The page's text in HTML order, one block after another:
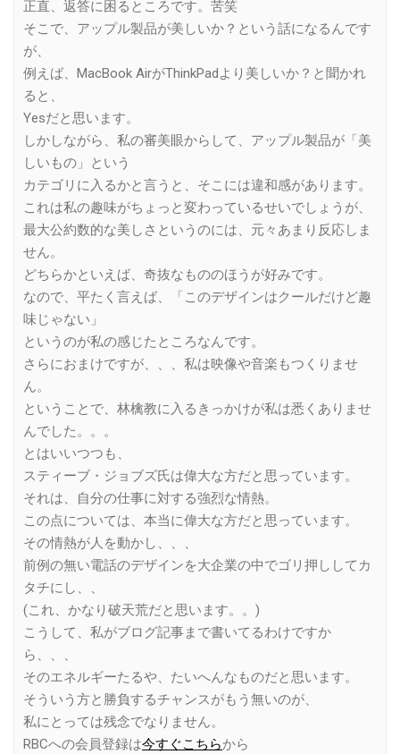
正直、返答に困るところです。苦笑
そこで、アップル製品が美しいか？という話になるんです
が、
例えば、MacBook AirがThinkPadより美しいか？と聞かれ
ると、
Yesだと思います。
しかしながら、私の審美眼からして、アップル製品が「美
しいもの」という
カテゴリに入るかと言うと、そこには違和感があります。
これは私の趣味がちょっと変わっているせいでしょうが、
最大公約数的な美しさというのには、元々あまり反応しま
せん。
どちらかといえば、奇抜なもののほうが好みです。
なので、平たく言えば、「このデザインはクールだけど趣
味じゃない」
というのが私の感じたところなんです。
さらにおまけですが、、、私は映像や音楽もつくりませ
ん。
ということで、林檎教に入るきっかけが私は悉くありませ
んでした。。。
とはいいつつも、
スティーブ・ジョブズ氏は偉大な方だと思っています。
それは、自分の仕事に対する強烈な情熱。
この点については、本当に偉大な方だと思っています。
その情熱が人を動かし、、、
前例の無い電話のデザインを大企業の中でゴリ押ししてカ
タチにし、、
(これ、かなり破天荒だと思います。。)
こうして、私がブログ記事まで書いてるわけですか
ら、、、
そのエネルギーたるや、たいへんなものだと思います。
そういう方と勝負するチャンスがもう無いのが、
私にとっては残念でなりません。
RBCへの会員登録は今すぐこちらから